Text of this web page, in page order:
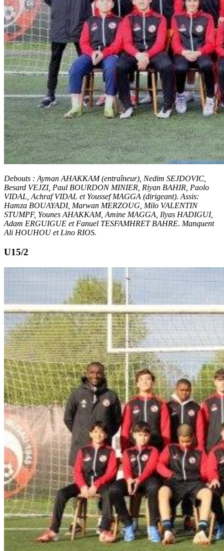
Debouts : Ayman AHAKKAM (entraîneur), Nedim SEJDOVIC,
Besard VEJZI, Paul BOURDON MINIER, Riyan BAHIR, Paolo
VIDAL, Achraf VIDAL et Youssef MAGGA (dirigeant). Assis:
Hamza BOUAYADI, Marwan MERZOUG, Milo VALENTIN
STUMPF, Younes AHAKKAM, Amine MAGGA, Ilyas HADIGUI,
Adam ERGUIGUE et Fanuel TESFAMHRET BAHRE. Manquent
Ali HOUHOU et Lino RIOS.
U15/2